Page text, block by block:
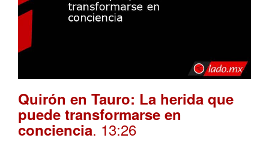
Quirón en Tauro: La herida que
puede transformarse en
conciencia. 13:26